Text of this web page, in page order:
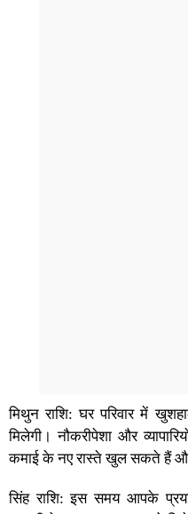
मिथुन राशि: घर परिवार में
मिलेगी। नौकरीपेशा और
कमाई के नए रास्ते खुल सकते हैं
सिंह राशि: इस समय आपके